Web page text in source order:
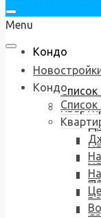
Кондо
Menu
Кондо